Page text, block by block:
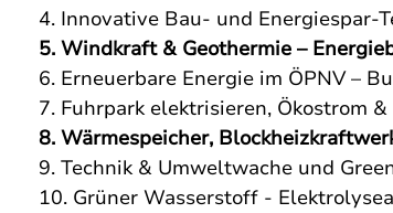
4. Innovative Bau- und Energiespar-
5. Windkraft & Geothermie –
6. Erneuerbare Energie im ÖPNV –
7. Fuhrpark elektrisieren, Ökostrom
8. Wärmespeicher,
9. Technik & Umweltwache und
10. Grüner Wasserstoff -